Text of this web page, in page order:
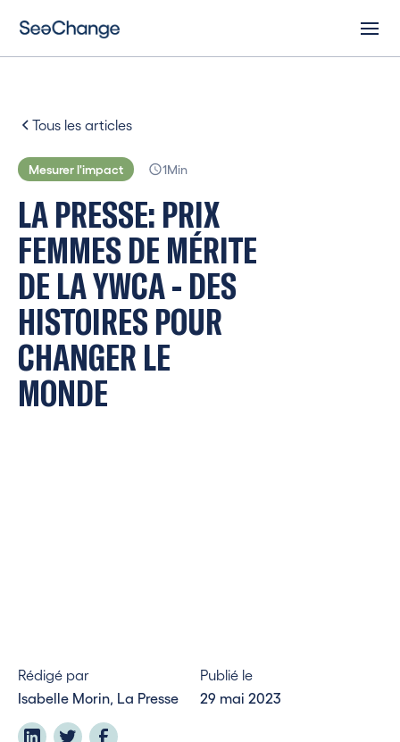
Tous les articles
Mesurer l'impact 1Min
LAPRESSE: PRIX
FEMMES DE MÉRITE
DE LAYWCA- DES
HISTOIRES POUR
CHANGER LE
MONDE
Rédigé par
Isabelle Morin, La Presse
Publié le
29 mai 2023